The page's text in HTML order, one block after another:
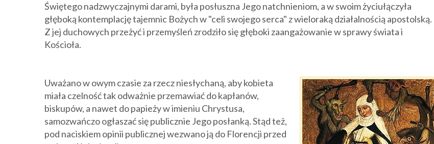
Świętego nadzwyczajnymi darami, była posłuszna Jego natchnieniom, a w swoim życiułączyła
głęboką kontemplację tajemnic Bożych w "celi swojego serca" z wieloraką działalnością apostolską.
Z jej duchowych przeżyć i przemyśleń zrodziło się głęboki zaangażowanie w sprawy świata i
Kościoła.
Uważano w owym czasie za rzecz niesłychaną, aby kobieta
miała czelność tak odważnie przemawiać do kapłanów,
biskupów, a nawet do papieży w imieniu Chrystusa,
samozwańczo ogłaszać się publicznie Jego posłanką. Stąd też,
pod naciskiem opinii publicznej wezwano ją do Florencji przed